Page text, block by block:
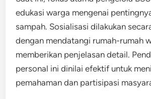
edukasi warga mengenai
sampah. Sosialisasi dilakukan
dengan mendatangi rumah-rumah
memberikan penjelasan detail.
personal ini dinilai efektif untuk
pemahaman dan partisipasi